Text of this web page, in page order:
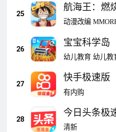
25
航海王：燃
动漫改编
26
宝宝科学岛
幼儿教育 幼儿教
27
快手极速版
有内购
28
今日头条极
清新